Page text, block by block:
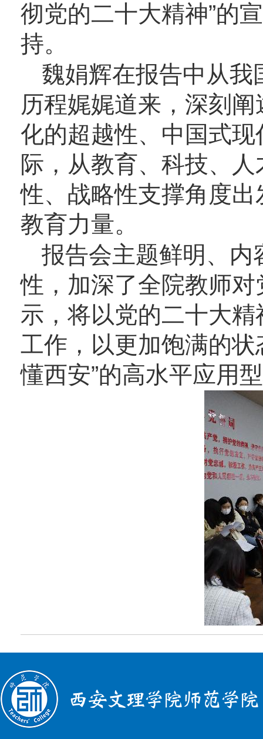
彻党的二十大精神”的
持。
魏娟辉在报告中从
历程娓娓道来，深刻
化的超越性、中国式
际，从教育、科技、
性、战略性支撑角度
教育力量。
报告会主题鲜明、内
性，加深了全院教师
示，将以党的二十大
工作，以更加饱满的
懂西安”的高水平应用